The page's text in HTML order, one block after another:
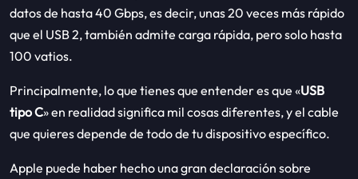
datos de hasta 40 Gbps, es decir, unas 20 veces más rápido
que el USB 2, también admite carga rápida, pero solo hasta
100 vatios.
Principalmente, lo que tienes que entender es que «USB
tipo C» en realidad significa mil cosas diferentes, y el cable
que quieres depende de todo de tu dispositivo específico.
Apple puede haber hecho una gran declaración sobre